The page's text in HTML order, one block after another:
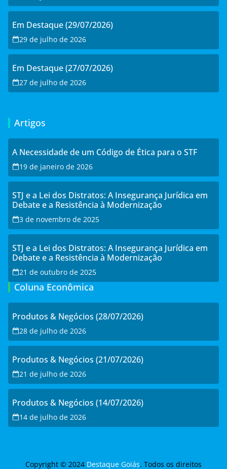
Em Destaque (29/07/2026)
29 de julho de 2026
Em Destaque (27/07/2026)
27 de julho de 2026
Artigos
A Necessidade de um Código de Ética para o STF
19 de janeiro de 2026
STJ e a Lei dos Distratos: A Insegurança Jurídica em
Debate e a Resistência à Modernização
3 de novembro de 2025
STJ e a Lei dos Distratos: A Insegurança Jurídica em
Debate e a Resistência à Modernização
21 de outubro de 2025
Coluna Econômica
Produtos & Negócios (28/07/2026)
28 de julho de 2026
Produtos & Negócios (21/07/2026)
21 de julho de 2026
Produtos & Negócios (14/07/2026)
14 de julho de 2026
Copyright © 2024 Destaque Goiás. Todos os direitos